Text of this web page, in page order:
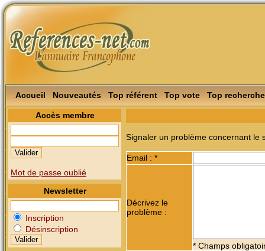
Accueil Nouveautés Top référent Top vote Top recherche
Accès membre
Mot de passe oublié
Newsletter
Inscription
Désinscription
Signaler un problème concernant le
Email : *
Décrivez le
problème :
* Champs